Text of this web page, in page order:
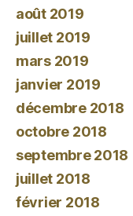
août 2019
juillet 2019
mars 2019
janvier 2019
décembre 2018
octobre 2018
septembre 2018
juillet 2018
février 2018